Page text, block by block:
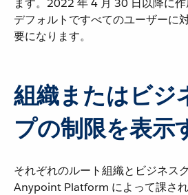
ます。2022 年 4 月 30 日以降に作
デフォルトですべてのユーザーに
要になります。
組織またはビジ
プの制限を表示
それぞれのルート組織とビジネス
Anypoint Platform によって課さ